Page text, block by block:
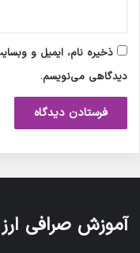
ذخیره نام، ایمیل و
دیدگاهی می‌نویسم.
آموزش صرافی